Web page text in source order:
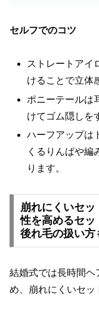
セルフでのコツ
ストレートアイ
けることで立体
ポニーテールは
けてゴム隠しを
ハーフアップは
くるりんぱや編
ります。
崩れにくいセ
性を高めるセッ
後れ毛の扱い方
結婚式では長時間ヘ
め、崩れにくいセッ